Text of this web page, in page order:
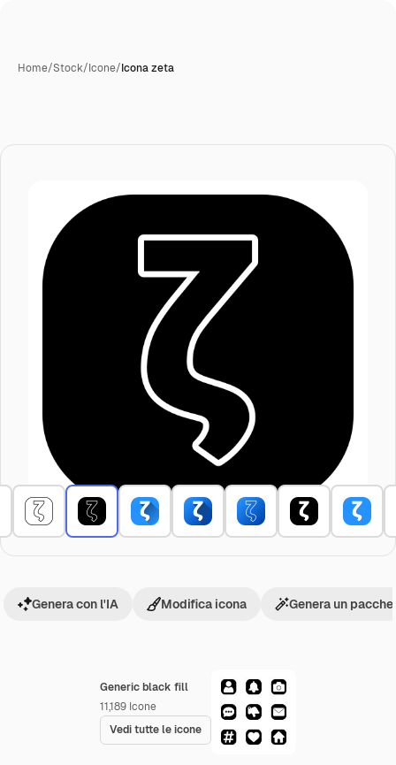
Home/Stock/Icone/Icona zeta
Generic black fill
11,189 Icone
Vedi tutte le icone
Genera con l'IA Modifica icona Genera un